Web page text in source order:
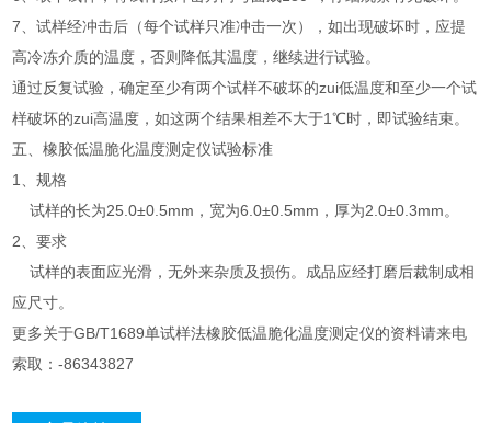
7、试样经冲击后（每个试样只准冲击一次），如出现破坏时，应提
高冷冻介质的温度，否则降低其温度，继续进行试验。
通过反复试验，确定至少有两个试样不破坏的zui低温度和至少一个试
样破坏的zui高温度，如这两个结果相差不大于1℃时，即试验结束。
五、橡胶低温脆化温度测定仪试验标准
1、规格
试样的长为25.0±0.5mm，宽为6.0±0.5mm，厚为2.0±0.3mm。
2、要求
试样的表面应光滑，无外来杂质及损伤。成品应经打磨后裁制成相
应尺寸。
更多关于GB/T1689单试样法橡胶低温脆化温度测定仪的资料请来电
索取：-86343827